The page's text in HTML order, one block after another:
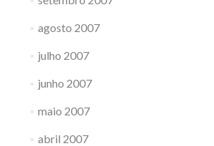
agosto 2007
julho 2007
junho 2007
maio 2007
abril 2007